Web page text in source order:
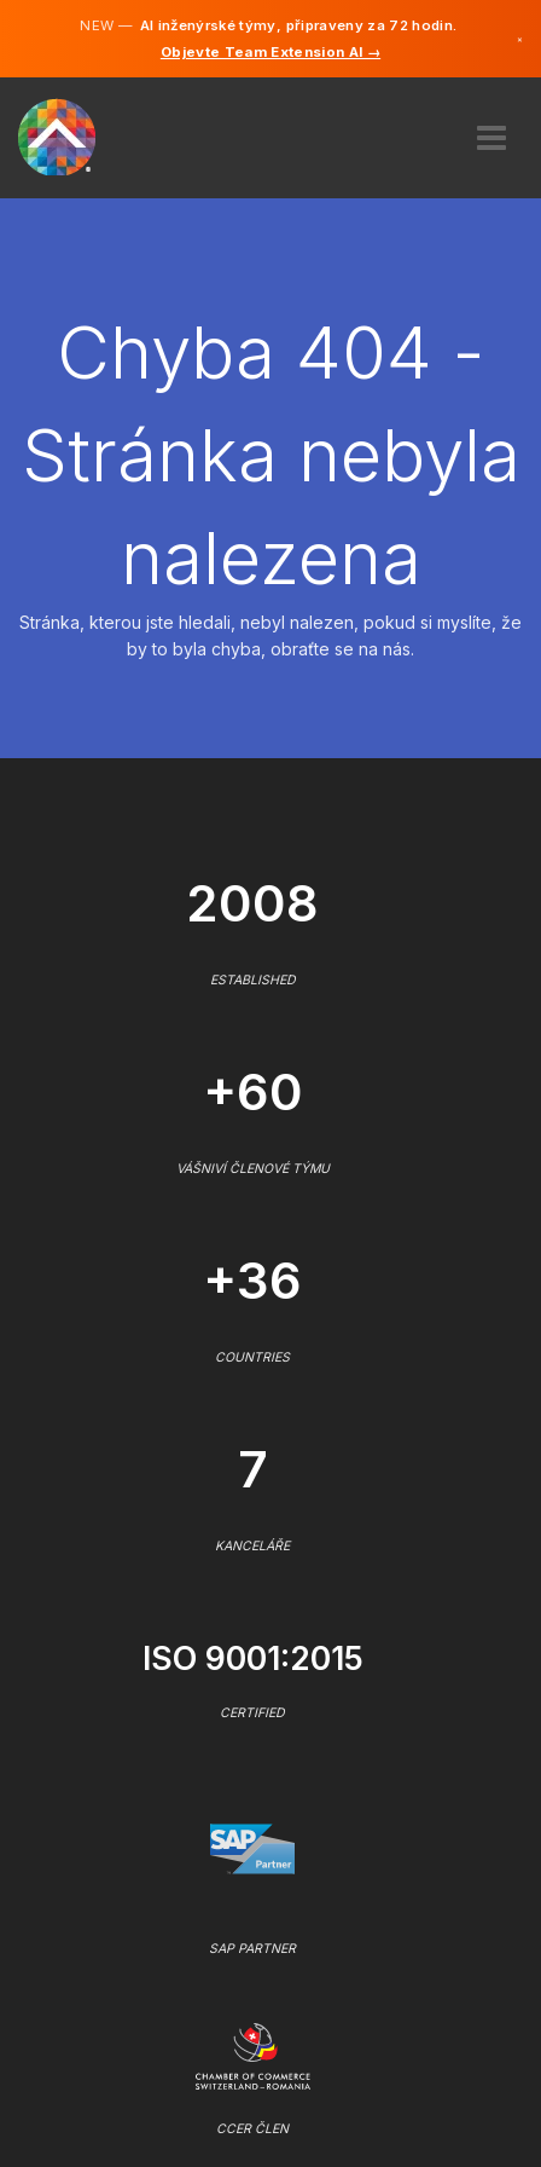
NEW —AI inženýrské týmy, připraveny za 72 hodin.
Objevte Team Extension AI →
×
NAJMOUT
CS
Angličtina
Chyba 404 -
Stránka nebyla
nalezena
Stránka, kterou jste hledali, nebyl nalezen, pokud si myslíte, že
by to byla chyba, obraťte se na nás.
2008
ESTABLISHED
+60
VÁŠNIVÍ ČLENOVÉ TÝMU
+36
COUNTRIES
7
KANCELÁŘE
ISO 9001:2015
CERTIFIED
SAP PARTNER
CCER ČLEN